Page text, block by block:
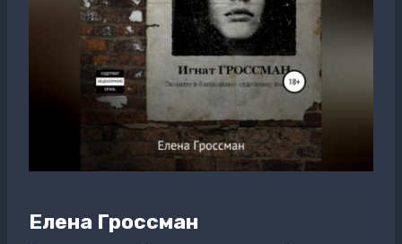
Елена Гроссман